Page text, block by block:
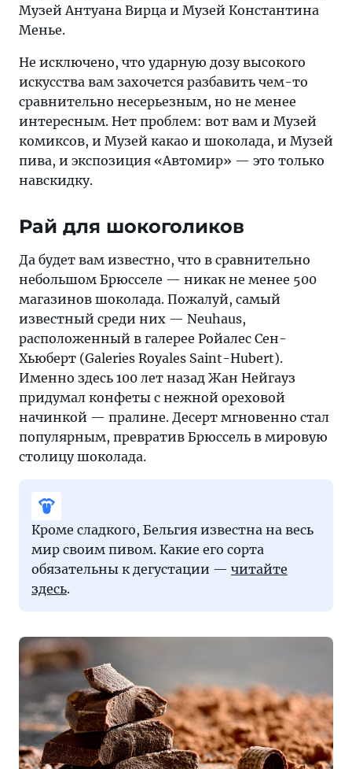
Музей Антуана Вирца и Музей Константина
Менье.
Не исключено, что ударную дозу высокого
искусства вам захочется разбавить чем-то
сравнительно несерьезным, но не менее
интересным. Нет проблем: вот вам и Музей
комиксов, и Музей какао и шоколада, и Музей
пива, и экспозиция «Автомир» — это только
навскидку.
Рай для шокоголиков
Да будет вам известно, что в сравнительно
небольшом Брюсселе — никак не менее 500
магазинов шоколада. Пожалуй, самый
известный среди них — Neuhaus,
расположенный в галерее Ройалес Сен-
Хьюберт (Galeries Royales Saint-Hubert).
Именно здесь 100 лет назад Жан Нейгауз
придумал конфеты с нежной ореховой
начинкой — пралине. Десерт мгновенно стал
популярным, превратив Брюссель в мировую
столицу шоколада.
Кроме сладкого, Бельгия известна на весь
мир своим пивом. Какие его сорта
обязательны к дегустации — читайте
здесь.